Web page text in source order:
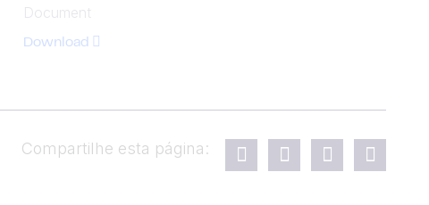
Document
Download
Compartilhe esta página: